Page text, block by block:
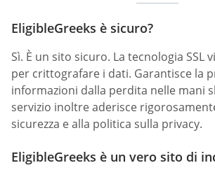
EligibleGreeks è sicuro?
Sì. È un sito sicuro. La tecnologia SSL
per crittografare i dati. Garantisce la
informazioni dalla perdita nelle mani
servizio inoltre aderisce
sicurezza e alla politica sulla privacy.
EligibleGreeks è un vero sito di